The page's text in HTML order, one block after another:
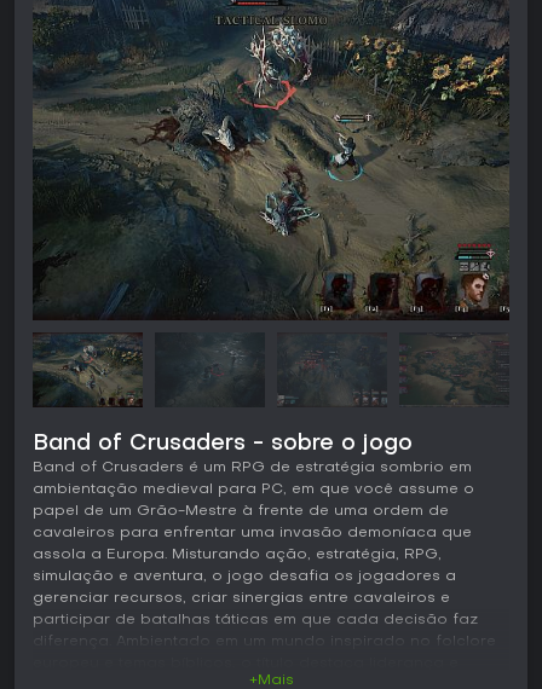
Band of Crusaders - sobre o jogo
Band of Crusaders é um RPG de estratégia sombrio em
ambientação medieval para PC, em que você assume o
papel de um Grão-Mestre à frente de uma ordem de
cavaleiros para enfrentar uma invasão demoníaca que
assola a Europa. Misturando ação, estratégia, RPG,
simulação e aventura, o jogo desafia os jogadores a
gerenciar recursos, criar sinergias entre cavaleiros e
participar de batalhas táticas em que cada decisão faz
diferença. Ambientado em um mundo inspirado no folclore
sobrevivência em um cenário marcado por heresias e
+Mais